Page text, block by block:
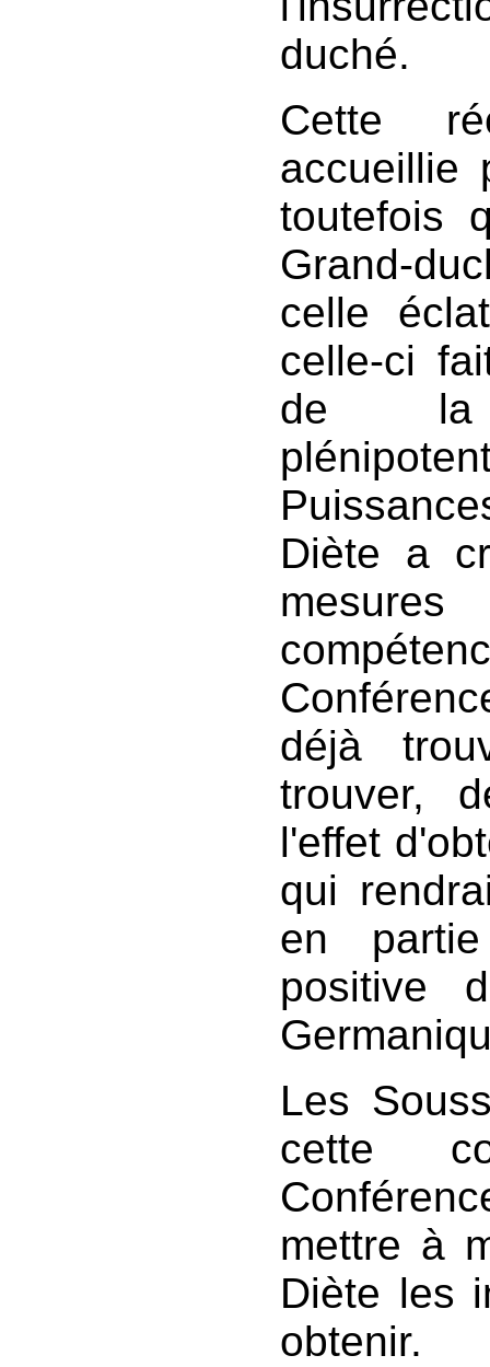
duché.
Cette
accueillie
toutefois
Grand-
celle
celle-ci
de la
Diète a
déjà
trouver,
l'effet
qui
en
positive
Les
cette
mettre à
Diète les
obtenir.